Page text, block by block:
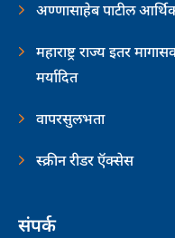
अण्णासाहेब पाटील
महाराष्ट्र राज्य इतर
मर्यादित
वापरसुलभता
स्क्रीन रीडर ऍक्सेस
संपर्क